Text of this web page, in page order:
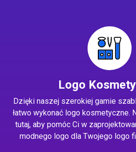
Logo
Dzięki naszej szerokiej gamie
łatwo wykonać logo kosmetyczne.
tutaj, aby pomóc Ci w
modnego logo dla Twojego logo